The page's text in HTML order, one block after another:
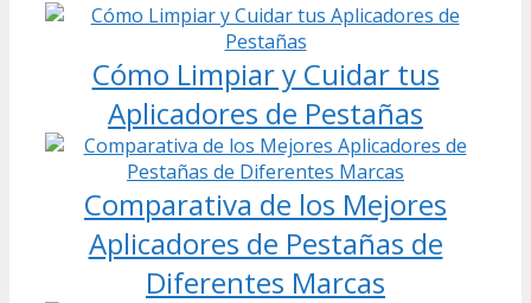
Cómo Limpiar y Cuidar tus
Aplicadores de Pestañas
Comparativa de los Mejores
Aplicadores de Pestañas de
Diferentes Marcas